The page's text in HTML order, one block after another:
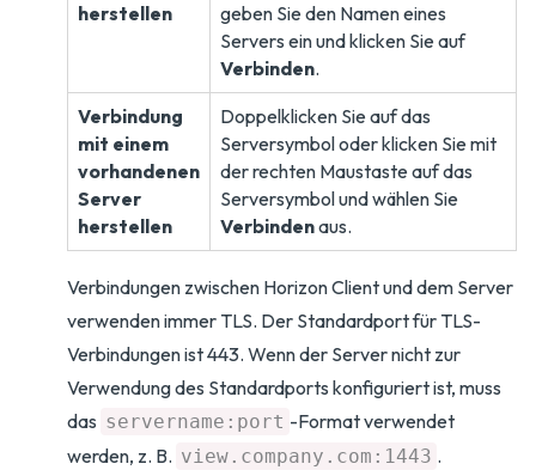
herstellen
geben Sie den Namen eines
Servers ein und klicken Sie auf
Verbinden.
Verbindung
mit einem
vorhandenen
Server
herstellen
Doppelklicken Sie auf das
Serversymbol oder klicken Sie mit
der rechten Maustaste auf das
Serversymbol und wählen Sie
Verbindenaus.
Verbindungen zwischen Horizon Client und dem Server
verwenden immer TLS. Der Standardport für TLS-
Verbindungen ist 443. Wenn der Server nicht zur
Verwendung des Standardports konfiguriert ist, muss
das servername:port -Format verwendet
werden, z. B. view.company.com:1443 .